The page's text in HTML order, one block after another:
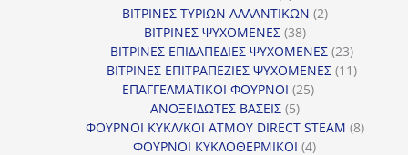
προϊόντα
ΒΙΤΡΙΝΕΣ ΤΥΡΙΩΝ ΑΛΛΑΝΤΙΚΩΝ 22
ΒΙΤΡΙΝΕΣ ΨΥΧΟΜΕΝΕΣ 3838
προϊόντα
ΒΙΤΡΙΝΕΣ ΕΠΙΔΑΠΕΔΙΕΣ ΨΥΧΟΜΕΝΕΣ 2323
προϊόντα
ΒΙΤΡΙΝΕΣ ΕΠΙΤΡΑΠΕΖΙΕΣ ΨΥΧΟΜΕΝΕΣ 1111
ΕΠΑΓΓΕΛΜΑΤΙΚΟΙ ΦΟΥΡΝΟΙ 2525
ΑΝΟΞΕΙΔΩΤΕΣ ΒΑΣΕΙΣ 55
προϊόντα
ΦΟΥΡΝΟΙ ΚΥΚΛ/ΚΟΙ ΑΤΜΟΥ DIRECT STEAM 88
ΦΟΥΡΝΟΙ ΚΥΚΛΟΘΕΡΜΙΚΟΙ 44